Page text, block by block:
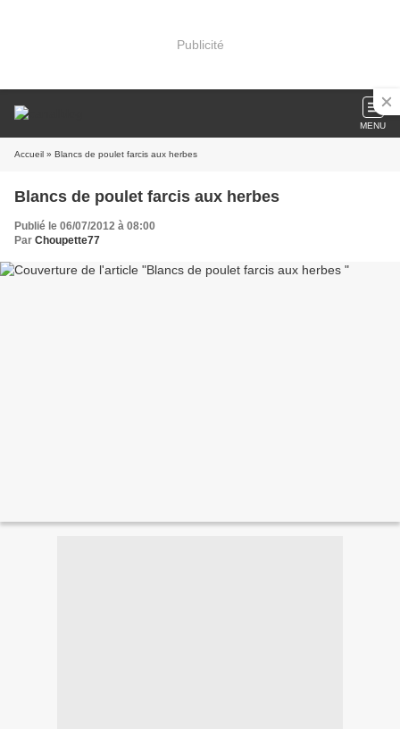
Publicité
MENU
Accueil » Blancs de poulet farcis aux herbes
Blancs de poulet farcis aux herbes
Publié le 06/07/2012 à 08:00
Par Choupette77